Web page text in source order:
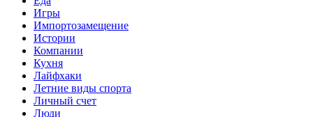
Игры
Импортозамещение
Истории
Компании
Кухня
Лайфхаки
Летние виды спорта
Личный счет
Люди